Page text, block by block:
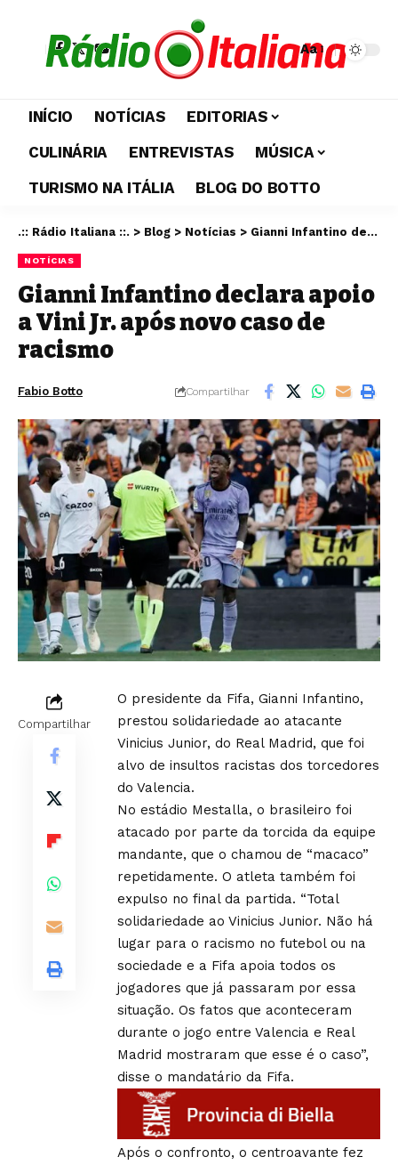
Aa
INÍCIO NOTÍCIAS
EDITORIAS
CULINÁRIA
ENTREVISTAS
MÚSICA
TURISMO NA ITÁLIA
BLOG DO BOTTO
.:: Rádio Italiana ::. > Blog > Notícias > Gianni Infantino declara apoio a Vini Jr. após novo caso de racismo
NOTÍCIAS
Gianni Infantino declara apoio
a Vini Jr. após novo caso de
racismo
Fabio Botto Compartilhar
Compartilhar
O presidente da Fifa, Gianni Infantino,
prestou solidariedade ao atacante
Vinicius Junior, do Real Madrid, que foi
alvo de insultos racistas dos torcedores
do Valencia.
No estádio Mestalla, o brasileiro foi
atacado por parte da torcida da equipe
mandante, que o chamou de “macaco”
repetidamente. O atleta também foi
expulso no final da partida. “Total
solidariedade ao Vinicius Junior. Não há
lugar para o racismo no futebol ou na
sociedade e a Fifa apoia todos os
jogadores que já passaram por essa
situação. Os fatos que aconteceram
durante o jogo entre Valencia e Real
Madrid mostraram que esse é o caso”,
disse o mandatário da Fifa.
Após o confronto, o centroavante fez